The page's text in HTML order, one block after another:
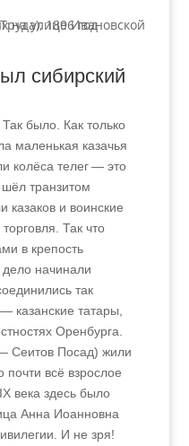
сибирский
было. Как только
маленькая казачья
колёса телег — это
транзитом
казаков и воинские
Так что
в крепость
дело начинали
так
казанские татары,
Оренбурга.
Сеитов Посад) жили
всё взрослое
века здесь было
Анна Иоанновна
И не зря!